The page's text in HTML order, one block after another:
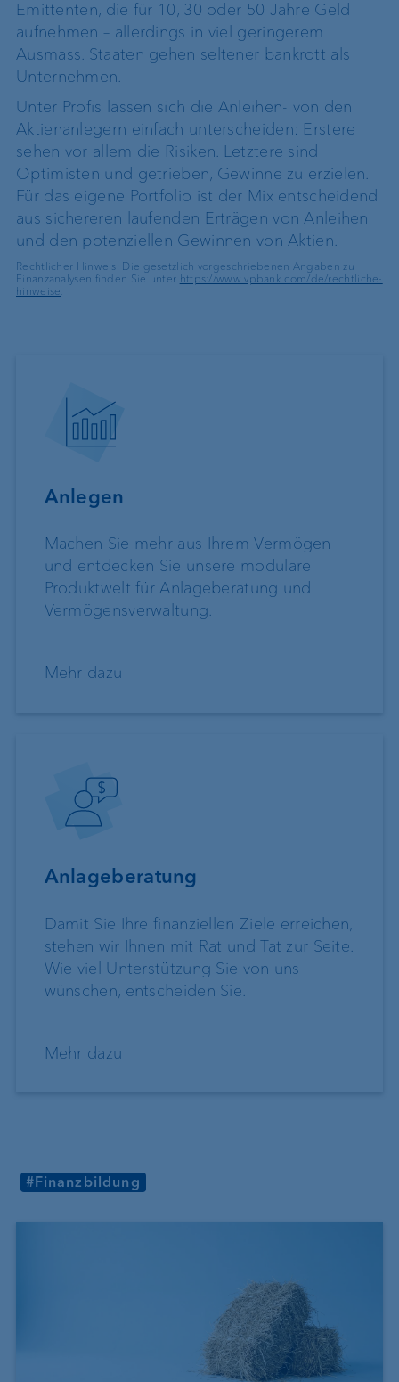
Emittenten, die für 10, 30 oder 50 Jahre Geld
aufnehmen – allerdings in viel geringerem
Ausmass. Staaten gehen seltener bankrott als
Unternehmen.
Unter Profis lassen sich die Anleihen- von den
Aktienanlegern einfach unterscheiden: Erstere
sehen vor allem die Risiken. Letztere sind
Optimisten und getrieben, Gewinne zu erzielen.
Für das eigene Portfolio ist der Mix entscheidend
aus sichereren laufenden Erträgen von Anleihen
und den potenziellen Gewinnen von Aktien.
Rechtlicher Hinweis: Die gesetzlich vorgeschriebenen Angaben zu
Finanzanalysen finden Sie unter https://www.vpbank.com/de/rechtliche-
hinweise.
Anlegen
Machen Sie mehr aus Ihrem Vermögen
und entdecken Sie unsere modulare
Produktwelt für Anlageberatung und
Vermögensverwaltung.
Mehr dazu
Anlageberatung
Damit Sie Ihre finanziellen Ziele erreichen,
stehen wir Ihnen mit Rat und Tat zur Seite.
Wie viel Unterstützung Sie von uns
wünschen, entscheiden Sie.
Mehr dazu
#Finanzbildung